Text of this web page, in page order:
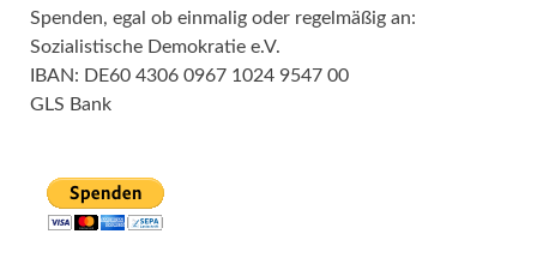
Spenden, egal ob einmalig oder regelmäßig an:
Sozialistische Demokratie e.V.
IBAN: DE60 4306 0967 1024 9547 00
GLS Bank